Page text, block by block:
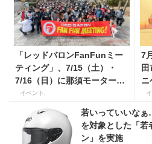
「レッドバロンFanFunミー
ティング」、7/15（土）・
7/16（日）に那須モータース
ポーツランドで開催！
イベント,
7
ニ
若いっていいな
を対象とした「若
ン」を実施